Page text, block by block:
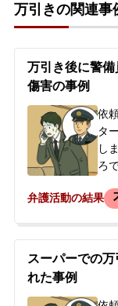
万引きの関連事
万引き後に警備
傷害の事例
依
タ
し
ろ
し
後
た
た
弁護活動の結果
スーパーでの
れた事例